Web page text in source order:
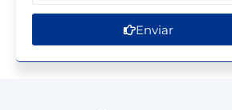
Enviar